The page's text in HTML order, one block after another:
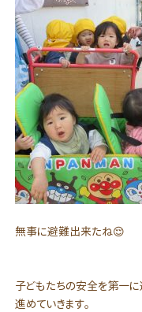
無事に避難出来たね😌
子どもたちの安全を第一に
進めていきます。